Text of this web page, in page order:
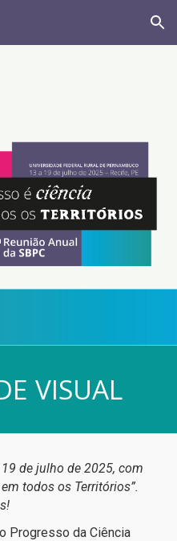
Skip to navigation
VISUAL
de julho de 2025, com
todos os Territórios”.
Progresso da Ciência